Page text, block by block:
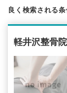
駅か
良く検索される
軽井沢整骨院